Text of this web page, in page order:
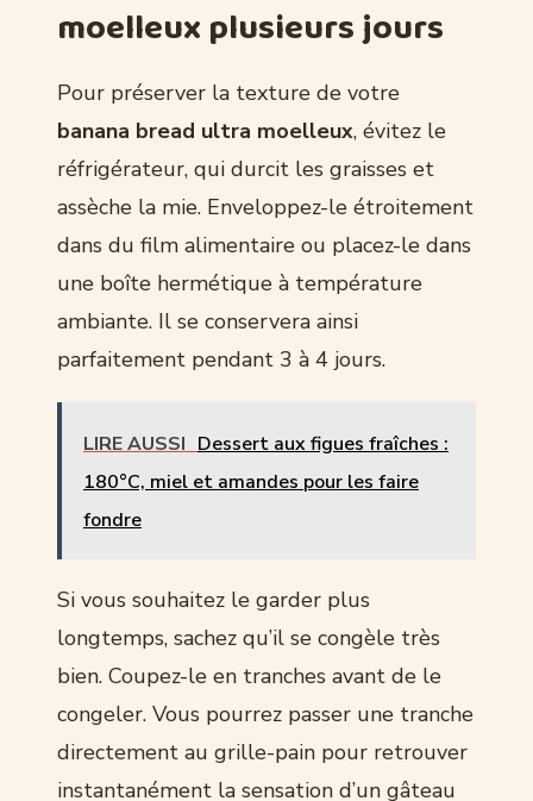
moelleux plusieurs jours
Pour préserver la texture de votre
banana bread ultra moelleux, évitez le
réfrigérateur, qui durcit les graisses et
assèche la mie. Enveloppez-le étroitement
dans du film alimentaire ou placez-le dans
une boîte hermétique à température
ambiante. Il se conservera ainsi
parfaitement pendant 3 à 4 jours.
LIRE AUSSI Dessert aux figues fraîches :
180°C, miel et amandes pour les faire
fondre
Si vous souhaitez le garder plus
longtemps, sachez qu’il se congèle très
bien. Coupez-le en tranches avant de le
congeler. Vous pourrez passer une tranche
directement au grille-pain pour retrouver
instantanément la sensation d’un gâteau